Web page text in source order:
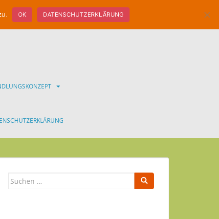
Suchen
OK DATENSCHUTZERKLÄRUNG